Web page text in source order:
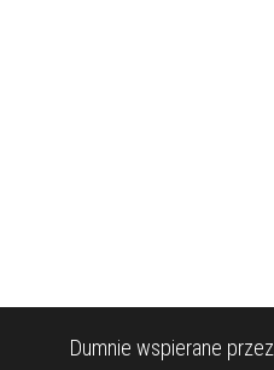
Dumnie wspierane przez